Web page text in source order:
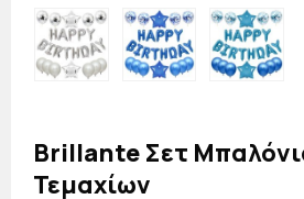
Brillante Σετ
Τεμαχίων